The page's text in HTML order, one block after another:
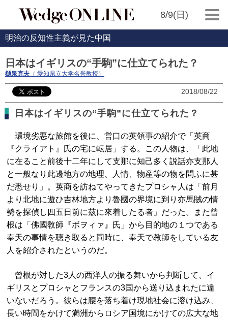
8/9(日)
明治の反知性主義が見た中国
日本はイギリスの“手駒”に仕立てられた？
樋泉克夫 （ 愛知県立大学名誉教授）
2018/08/22
日本はイギリスの“手駒”に仕立てられた？
環境劣悪な旅館を後に、営口の英領事の紹介で「英商
『クライアト』氏の宅に転居」する。この人物は、「此地
に在ること前後十二年にして支那に知己多く説話亦支那人
と一般なり此邊地方の地理、人情、物産等の物を問ふに甚
だ悉せり」。英商を訪ねてやってきたプロシャ人は「前月
より北地に遊ひ吉林地方より魯國の界境に到り亦馬賊の情
勢を探偵し四五日前に茲に來着したる者」だった。また曾
根は「佛國敎師『ボヲィァ』氏」から目的地の１つである
奉天の事情を聴き取ると同時に、奉天で教師をしている友
人を紹介されたというのだ。
曾根が対した3人の西洋人の振る舞いから判断して、イ
ギリスとプロシャとフランスの3国から送り込まれたに違
いないだろう。彼らは腰を落ち着け現地社会に溶け込み、
長い時間をかけて満洲からロシア国境にかけての広大な地